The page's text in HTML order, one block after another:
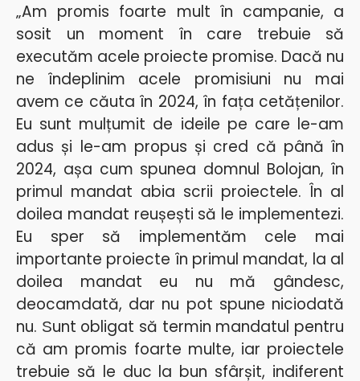
„Am promis foarte mult în campanie, a
sosit un moment în care trebuie să
executăm acele proiecte promise. Dacă nu
ne îndeplinim acele promisiuni nu mai
avem ce căuta în 2024, în fața cetățenilor.
Eu sunt mulțumit de ideile pe care le-am
adus și le-am propus și cred că până în
2024, așa cum spunea domnul Bolojan, în
primul mandat abia scrii proiectele. În al
doilea mandat reușești să le implementezi.
Eu sper să implementăm cele mai
importante proiecte în primul mandat, la al
doilea mandat eu nu mă gândesc,
deocamdată, dar nu pot spune niciodată
nu. Ѕunt obligat să termin mandatul pentru
că am promis foarte multe, iar proiectele
trebuie să le duc la bun sfârșit, indiferent